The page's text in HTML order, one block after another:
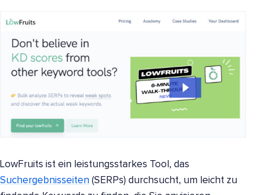
LowFruits ist ein leistungsstarkes Tool, das
Suchergebnisseiten (SERPs) durchsucht, um leicht zu